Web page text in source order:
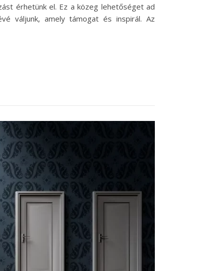
érhetünk el. Ez a közeg lehetőséget ad
váljunk, amely támogat és inspirál. Az